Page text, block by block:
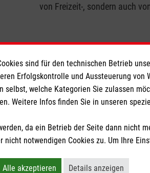
von Freizeit-, sondern auch
Freizeit
Weitere Artikel
sind für den technischen Betrieb
Erfolgskontrolle und Aussteuerung von
welche Kategorien Sie zulassen
Weitere Infos finden Sie in unseren
da ein Betrieb der Seite dann nicht
notwendigen Cookies zu. Um Ihre
Alle akzeptieren
Details anzeigen